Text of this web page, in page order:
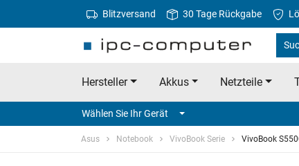
Blitzversand 30 Tage Rückgabe
Hersteller Akkus Netzteile
Wählen Sie Ihr Gerät
Asus Notebook VivoBook Serie VivoBook